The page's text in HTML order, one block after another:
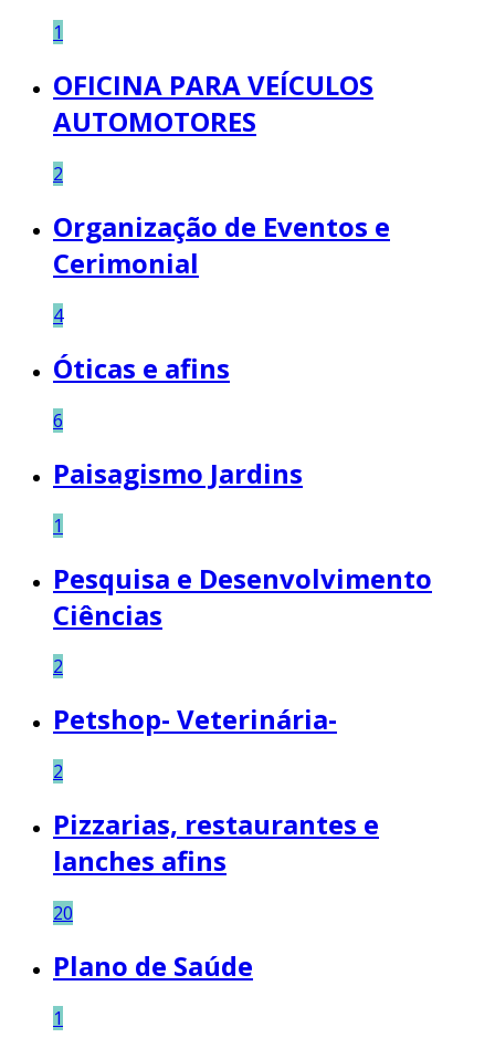
1
OFICINA PARA VEÍCULOS
AUTOMOTORES
2
Organização de Eventos e
Cerimonial
4
Óticas e afins
6
Paisagismo Jardins
1
Pesquisa e Desenvolvimento
Ciências
2
Petshop- Veterinária-
2
Pizzarias, restaurantes e
lanches afins
20
Plano de Saúde
1